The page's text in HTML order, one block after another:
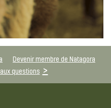
Devenir membre de Natagora
questions